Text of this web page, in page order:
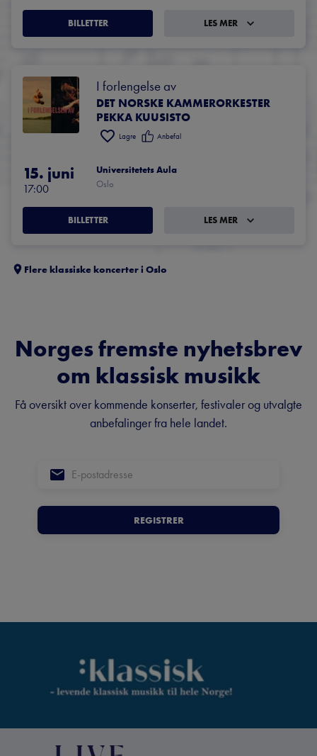
BILLETTER LES MER
I forlengelse av
DET NORSKE KAMMERORKESTER
PEKKA KUUSISTO
Lagre Anbefal
15. juni
17:00
Universitetets Aula
Oslo
BILLETTER LES MER
Flere klassiske koncerter i Oslo
Norges fremste nyhetsbrev
om klassisk musikk
Få oversikt over kommende konserter, festivaler og utvalgte
anbefalinger fra hele landet.
REGISTRER